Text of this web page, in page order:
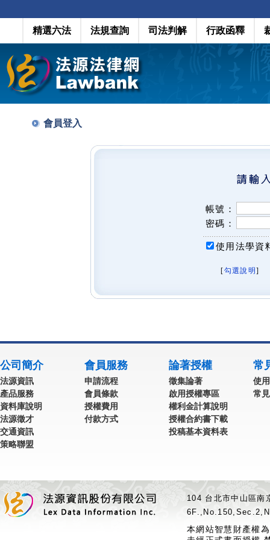
精選六法 法規查詢 司法判解 行政函釋
會員登入
帳號：
密碼：
使用法學資
[勾選說明 ]
公司簡介
法源資訊
產品服務
資料庫說明
法源徵才
交通資訊
策略聯盟
會員服務
申請流程
會員條款
授權費用
付款方式
論著授權
徵集論著
啟用授權專區
權利金計算說明
授權合約書下載
投稿基本資料表
常
使
常
104 台北市中山區
本網站智慧財產權